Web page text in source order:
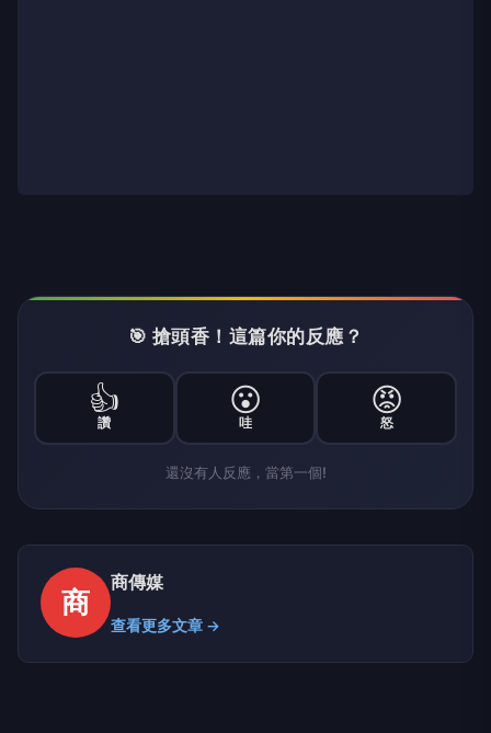
🎯 搶頭香！這篇你的反應？
👍
讚
😮
哇
😡
怒
還沒有人反應，當第一個!
商
商傳媒
查看更多文章 →